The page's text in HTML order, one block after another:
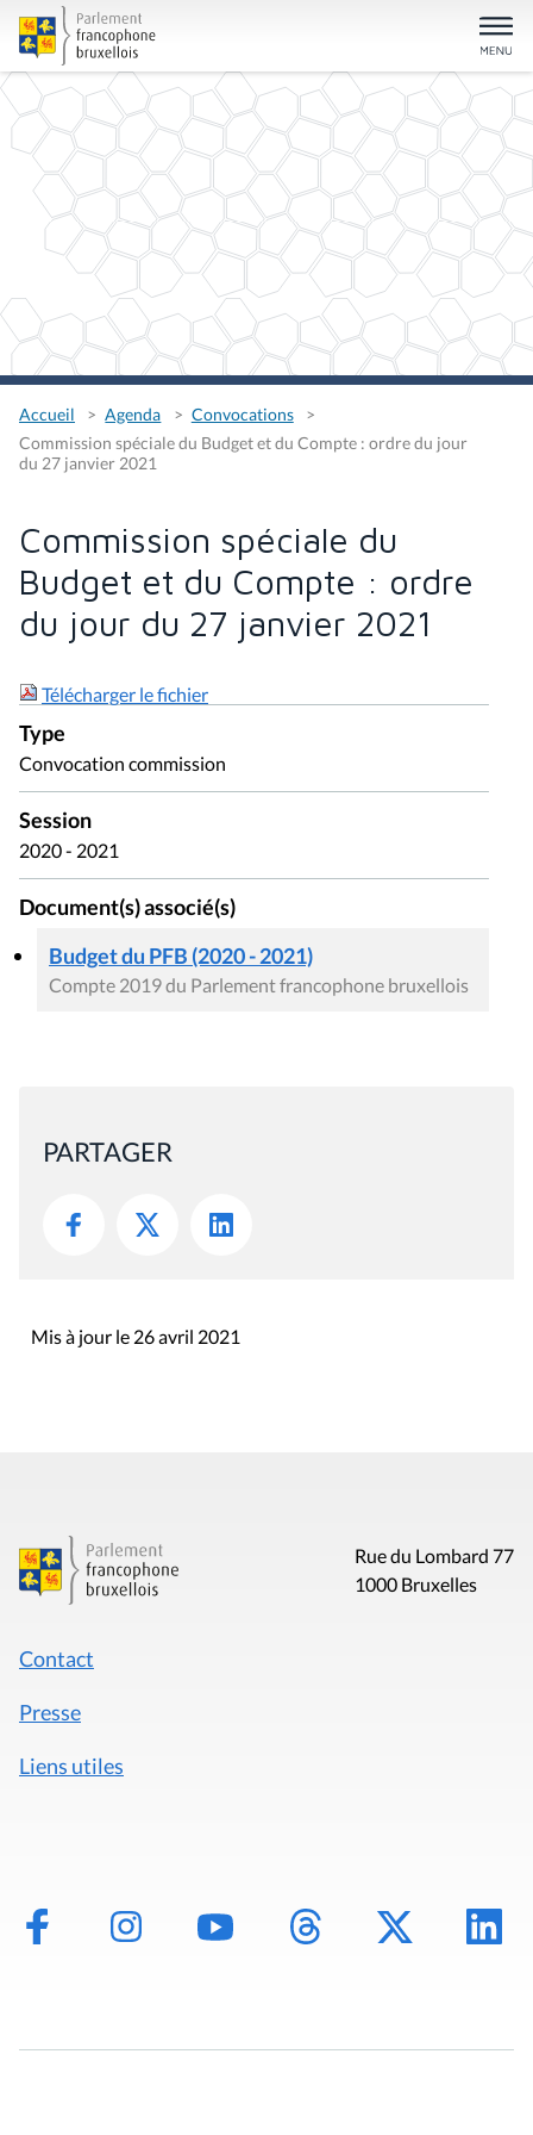
Accueil Agenda
Convocations
Commission spéciale du Budget et du Compte : ordre du jour
du 27 janvier 2021
Commission spéciale du
Budget et du Compte : ordre
du jour du 27 janvier 2021
Télécharger le fichier
Type
Convocation commission
Session
2020 - 2021
Document(s) associé(s)
Budget du PFB (2020 - 2021)
Compte 2019 du Parlement francophone bruxellois
PARTAGER
Mis à jour le 26 avril 2021
Rue du Lombard 77
1000 Bruxelles
Contact
Presse
Liens utiles